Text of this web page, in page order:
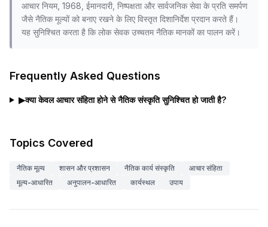
आचार नियम, 1968, ईमानदारी, निष्पक्षता और सार्वजनिक सेवा के प्रति समर्पण
जैसे नैतिक मूल्यों को बनाए रखने के लिए विस्तृत दिशानिर्देश प्रदान करते हैं।
यह सुनिश्चित करता है कि लोक सेवक उच्चतम नैतिक मानकों का पालन करें।
Frequently Asked Questions
▶क्या केवल आचार संहिता होने से नैतिक संस्कृति सुनिश्चित हो जाती है?
Topics Covered
नैतिक मूल्य शासन और प्रशासन नैतिक कार्य संस्कृति
आचार संहिता
मूल्य-आधारित
अनुपालन-आधारित कार्यस्थल उपाय